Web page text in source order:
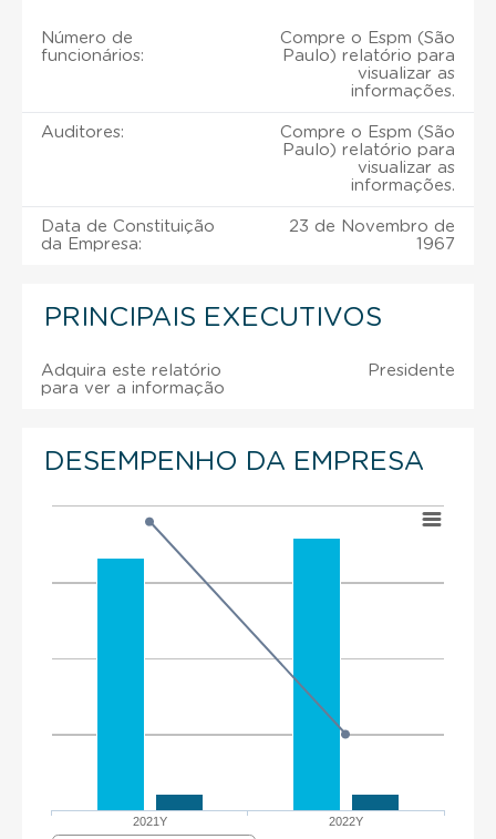
Número de
funcionários:
Compre o Espm (São
Paulo) relatório para
visualizar as
informações.
Auditores:
Compre o Espm (São
Paulo) relatório para
visualizar as
informações.
Data de Constituição
da Empresa:
23 de Novembro de
1967
PRINCIPAIS EXECUTIVOS
Adquira este relatório
para ver a informação
Presidente
DESEMPENHO DA EMPRESA
2021Y 2022Y